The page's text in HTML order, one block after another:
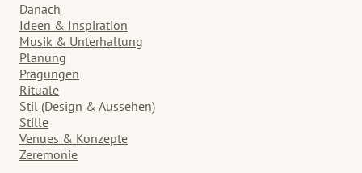
Danach
Ideen & Inspiration
Musik & Unterhaltung
Planung
Prägungen
Rituale
Stil (Design & Aussehen)
Stille
Venues & Konzepte
Zeremonie